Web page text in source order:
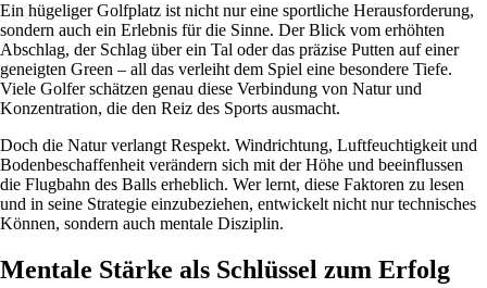
Ein hügeliger Golfplatz ist nicht nur eine sportliche Herausforderung,
sondern auch ein Erlebnis für die Sinne. Der Blick vom erhöhten
Abschlag, der Schlag über ein Tal oder das präzise Putten auf einer
geneigten Green – all das verleiht dem Spiel eine besondere Tiefe.
Viele Golfer schätzen genau diese Verbindung von Natur und
Konzentration, die den Reiz des Sports ausmacht.
Doch die Natur verlangt Respekt. Windrichtung, Luftfeuchtigkeit und
Bodenbeschaffenheit verändern sich mit der Höhe und beeinflussen
die Flugbahn des Balls erheblich. Wer lernt, diese Faktoren zu lesen
und in seine Strategie einzubeziehen, entwickelt nicht nur technisches
Können, sondern auch mentale Disziplin.
Mentale Stärke als Schlüssel zum Erfolg